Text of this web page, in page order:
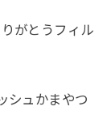
がとうフィル
シュかまやつ